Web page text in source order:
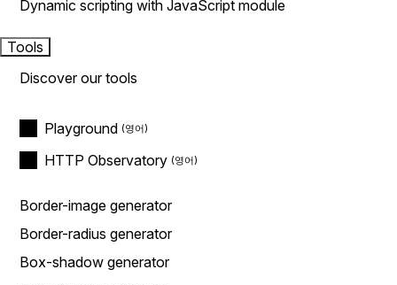
Dynamic scripting with JavaScript module
Tools
Discover our tools
Playground
HTTP Observatory
Border-image generator
Border-radius generator
Box-shadow generator